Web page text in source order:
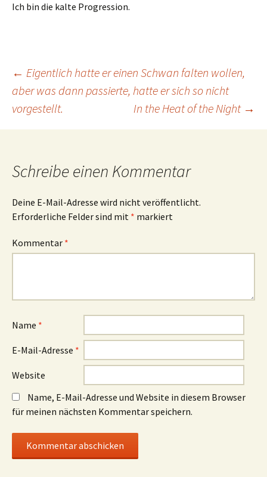
Ich bin die kalte Progression.
Beitrags-
Navigation
← Eigentlich hatte er einen Schwan falten wollen,
aber was dann passierte, hatte er sich so nicht
vorgestellt.
In the Heat of the Night →
Schreibe einen Kommentar
Deine E-Mail-Adresse wird nicht veröffentlicht.
Erforderliche Felder sind mit * markiert
Kommentar *
Name *
E-Mail-Adresse *
Website
Name, E-Mail-Adresse und Website in diesem Browser
für meinen nächsten Kommentar speichern.